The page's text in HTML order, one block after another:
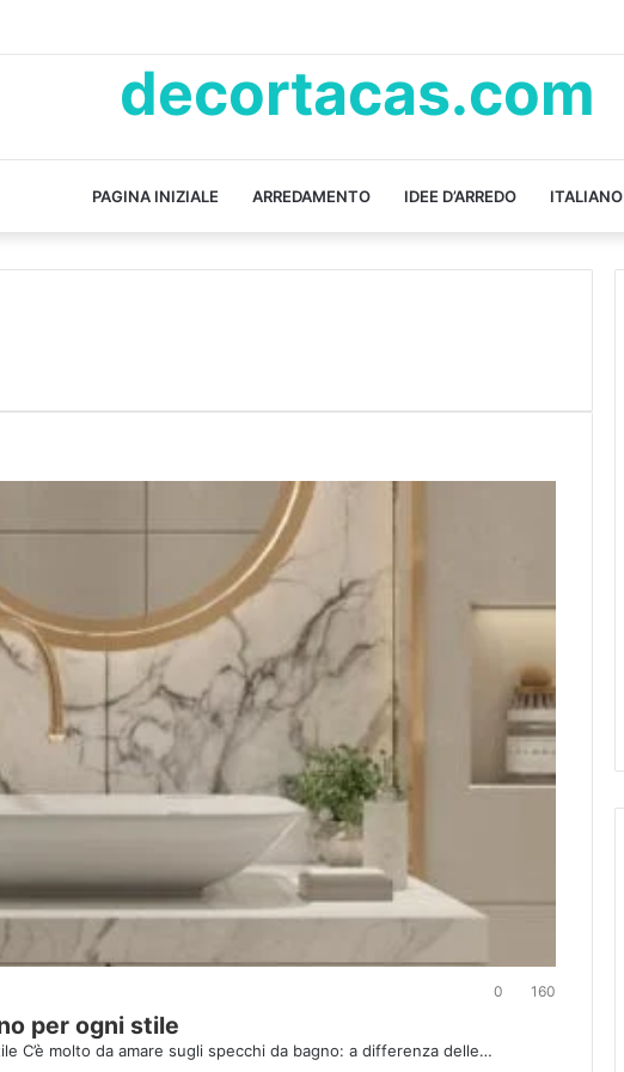
decortacas.com
PAGINA INIZIALE ARREDAMENTO IDEE D’ARREDO ITALIANO
0 160
per ogni stile
C’è molto da amare sugli specchi da bagno: a differenza delle…